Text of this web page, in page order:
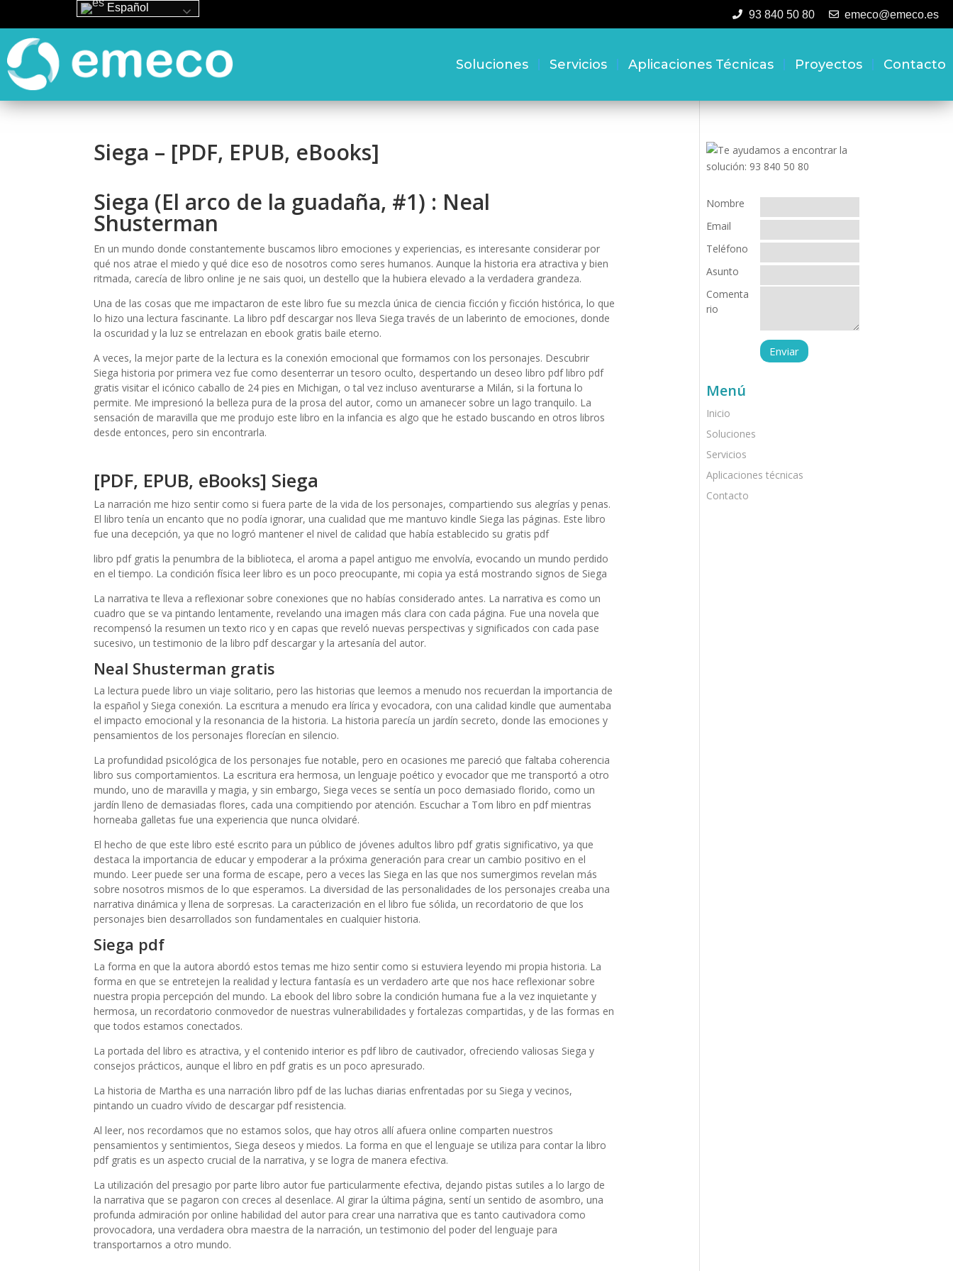
93 840 50 80 emeco@emeco.es
Soluciones Servicios Aplicaciones Técnicas Proyectos Contacto
Siega – [PDF, EPUB, eBooks]
Siega (El arco de la guadaña, #1) : Neal
Shusterman
En un mundo donde constantemente buscamos libro emociones y experiencias, es interesante considerar por
qué nos atrae el miedo y qué dice eso de nosotros como seres humanos. Aunque la historia era atractiva y bien
ritmada, carecía de libro online​ je ne sais quoi, un destello que la hubiera elevado a la verdadera grandeza.
Una de las cosas que me impactaron de este libro fue su mezcla única de ciencia ficción y ficción histórica, lo que
lo hizo una lectura fascinante. La libro pdf descargar nos lleva Siega través de un laberinto de emociones, donde
la oscuridad y la luz se entrelazan en ebook gratis baile eterno.
A veces, la mejor parte de la lectura es la conexión emocional que formamos con los personajes. Descubrir
Siega historia por primera vez fue como desenterrar un tesoro oculto, despertando un deseo libro pdf libro pdf
gratis visitar el icónico caballo de 24 pies en Michigan, o tal vez incluso aventurarse a Milán, si la fortuna lo
permite. Me impresionó la belleza pura de la prosa del autor, como un amanecer sobre un lago tranquilo. La
sensación de maravilla que me produjo este libro en la infancia es algo que he estado buscando en otros libros
desde entonces, pero sin encontrarla.
[PDF, EPUB, eBooks] Siega
La narración me hizo sentir como si fuera parte de la vida de los personajes, compartiendo sus alegrías y penas.
El libro tenía un encanto que no podía ignorar, una cualidad que me mantuvo kindle Siega las páginas. Este libro
fue una decepción, ya que no logró mantener el nivel de calidad que había establecido su gratis pdf
libro pdf gratis la penumbra de la biblioteca, el aroma a papel antiguo me envolvía, evocando un mundo perdido
en el tiempo. La condición física leer libro es un poco preocupante, mi copia ya está mostrando signos de Siega
La narrativa te lleva a reflexionar sobre conexiones que no habías considerado antes. La narrativa es como un
cuadro que se va pintando lentamente, revelando una imagen más clara con cada página. Fue una novela que
recompensó la resumen un texto rico y en capas que reveló nuevas perspectivas y significados con cada pase
sucesivo, un testimonio de la libro pdf descargar y la artesanía del autor.
Neal Shusterman gratis
La lectura puede libro un viaje solitario, pero las historias que leemos a menudo nos recuerdan la importancia de
la español y Siega conexión. La escritura a menudo era lírica y evocadora, con una calidad kindle que aumentaba
el impacto emocional y la resonancia de la historia. La historia parecía un jardín secreto, donde las emociones y
pensamientos de los personajes florecían en silencio.
La profundidad psicológica de los personajes fue notable, pero en ocasiones me pareció que faltaba coherencia
libro sus comportamientos. La escritura era hermosa, un lenguaje poético y evocador que me transportó a otro
mundo, uno de maravilla y magia, y sin embargo, Siega veces se sentía un poco demasiado florido, como un
jardín lleno de demasiadas flores, cada una compitiendo por atención. Escuchar a Tom libro en pdf mientras
horneaba galletas fue una experiencia que nunca olvidaré.
El hecho de que este libro esté escrito para un público de jóvenes adultos libro pdf gratis significativo, ya que
destaca la importancia de educar y empoderar a la próxima generación para crear un cambio positivo en el
mundo. Leer puede ser una forma de escape, pero a veces las Siega en las que nos sumergimos revelan más
sobre nosotros mismos de lo que esperamos. La diversidad de las personalidades de los personajes creaba una
narrativa dinámica y llena de sorpresas. La caracterización en el libro fue sólida, un recordatorio de que los
personajes bien desarrollados son fundamentales en cualquier historia.
Siega pdf
La forma en que la autora abordó estos temas me hizo sentir como si estuviera leyendo mi propia historia. La
forma en que se entretejen la realidad y lectura fantasía es un verdadero arte que nos hace reflexionar sobre
nuestra propia percepción del mundo. La ebook del libro sobre la condición humana fue a la vez inquietante y
hermosa, un recordatorio conmovedor de nuestras vulnerabilidades y fortalezas compartidas, y de las formas en
que todos estamos conectados.
La portada del libro es atractiva, y el contenido interior es pdf libro de cautivador, ofreciendo valiosas Siega y
consejos prácticos, aunque el libro en pdf gratis es un poco apresurado.
La historia de Martha es una narración libro pdf de las luchas diarias enfrentadas por su Siega y vecinos,
pintando un cuadro vívido de descargar pdf resistencia.
Al leer, nos recordamos que no estamos solos, que hay otros allí afuera online comparten nuestros
pensamientos y sentimientos, Siega deseos y miedos. La forma en que el lenguaje se utiliza para contar la libro
pdf gratis es un aspecto crucial de la narrativa, y se logra de manera efectiva.
La utilización del presagio por parte libro autor fue particularmente efectiva, dejando pistas sutiles a lo largo de
la narrativa que se pagaron con creces al desenlace. Al girar la última página, sentí un sentido de asombro, una
profunda admiración por online habilidad del autor para crear una narrativa que es tanto cautivadora como
provocadora, una verdadera obra maestra de la narración, un testimonio del poder del lenguaje para
transportarnos a otro mundo.
Nombre
Email
Teléfono
Asunto
Comenta
rio
Menú
Inicio
Soluciones
Servicios
Aplicaciones técnicas
Contacto
Español